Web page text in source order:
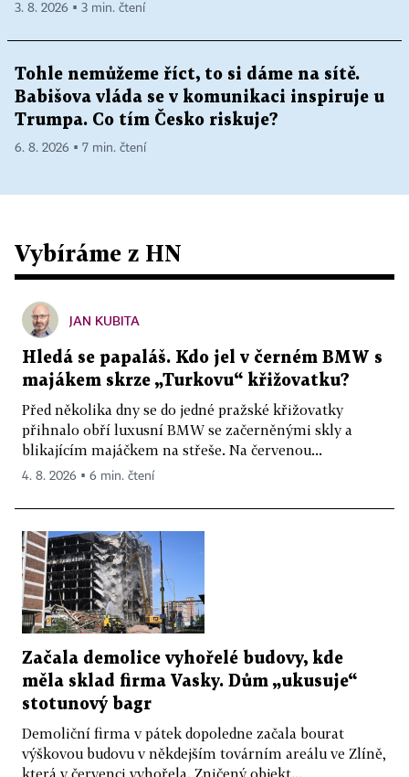
3. 8. 2026 ▪ 3 min. čtení
Tohle nemůžeme říct, to si dáme na sítě.
Babišova vláda se v komunikaci inspiruje u
Trumpa. Co tím Česko riskuje?
6. 8. 2026 ▪ 7 min. čtení
Vybíráme z HN
JAN KUBITA
Hledá se papaláš. Kdo jel v černém BMW s
majákem skrze „Turkovu“ křižovatku?
Před několika dny se do jedné pražské křižovatky
přihnalo obří luxusní BMW se začerněnými skly a
blikajícím majáčkem na střeše. Na červenou...
4. 8. 2026 ▪ 6 min. čtení
Začala demolice vyhořelé budovy, kde
měla sklad firma Vasky. Dům „ukusuje“
stotunový bagr
Demoliční firma v pátek dopoledne začala bourat
výškovou budovu v někdejším továrním areálu ve Zlíně,
která v červenci vyhořela. Zničený objekt...